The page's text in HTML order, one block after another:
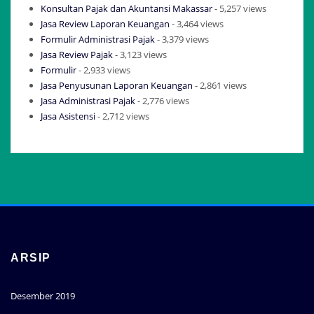
Konsultan Pajak dan Akuntansi Makassar- 5,257 views
Jasa Review Laporan Keuangan - 3,464 views
Formulir Administrasi Pajak- 3,379 views
Jasa Review Pajak- 3,123 views
Formulir- 2,933 views
Jasa Penyusunan Laporan Keuangan - 2,861 views
Jasa Administrasi Pajak- 2,776 views
Jasa Asistensi- 2,712 views
ARSIP
Desember 2019